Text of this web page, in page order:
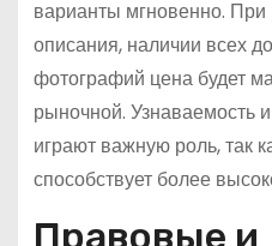
варианты мгновенно.
описания, наличии всех
фотографий цена будет
рыночной. Узнаваемость
играют важную роль, так
способствует более